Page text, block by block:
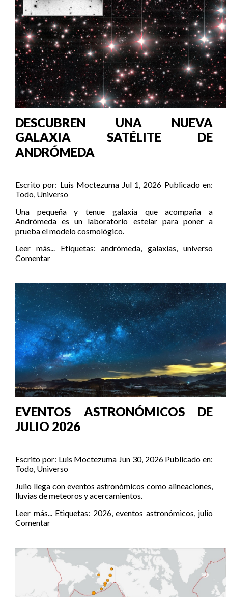
DESCUBREN UNA NUEVA
GALAXIA SATÉLITE DE
ANDRÓMEDA
Escrito por: Luis Moctezuma Jul 1, 2026 Publicado en:
Todo, Universo
Una pequeña y tenue galaxia que acompaña a
Andrómeda es un laboratorio estelar para poner a
prueba el modelo cosmológico.
Leer más...
Etiquetas:andrómeda,galaxias,universo
Comentar
EVENTOS ASTRONÓMICOS DE
JULIO 2026
Escrito por: Luis Moctezuma Jun 30, 2026 Publicado en:
Todo, Universo
Julio llega con eventos astronómicos como alineaciones,
lluvias de meteoros y acercamientos.
Leer más... Etiquetas: 2026, eventos astronómicos, julio
Comentar